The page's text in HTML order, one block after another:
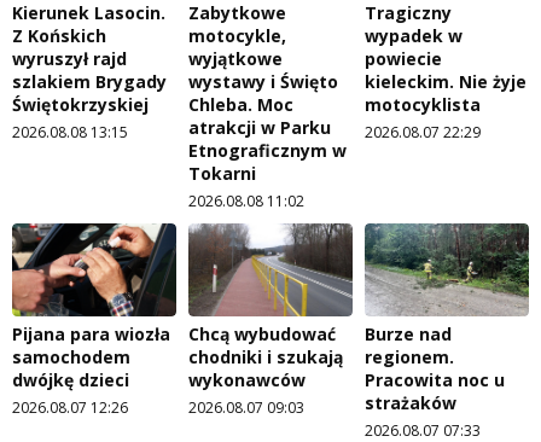
Kierunek Lasocin.
Z Końskich
wyruszył rajd
szlakiem Brygady
Świętokrzyskiej
2026.08.08 13:15
Zabytkowe
motocykle,
wyjątkowe
wystawy i Święto
Chleba. Moc
atrakcji w Parku
Etnograficznym w
Tokarni
2026.08.08 11:02
Tragiczny
wypadek w
powiecie
kieleckim. Nie żyje
motocyklista
2026.08.07 22:29
Pijana para wiozła
samochodem
dwójkę dzieci
2026.08.07 12:26
Chcą wybudować
chodniki i szukają
wykonawców
2026.08.07 09:03
Burze nad
regionem.
Pracowita noc u
strażaków
2026.08.07 07:33